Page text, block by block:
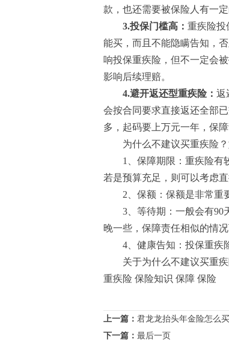
款，也还需要被保险人有一
3.投保门槛高： 重疾险投
能买，而且不能隐瞒告知，
响投保重疾险，但不一定会
影响后续理赔。
4.避开返还型重疾险： 返
会按合同要求直接返还全部
多，起码要上万元一年，保
为什么不建议买重疾险
1、保障期限：重疾险有
若是预算充足，则可以考虑
2、保额：保额是非常重
3、等待期：一般会有90
晚一些，保障责任相似的情
4、健康告知：投保重疾
关于为什么不建议买重
重疾险 保险知识 保障 保险
上一篇： 君龙龙抬头年金险怎么
下一篇： 最后一页